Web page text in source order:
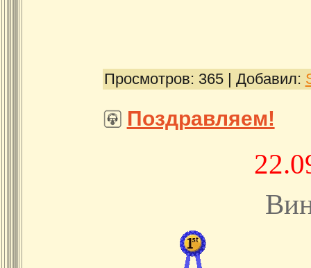
Просмотров: 365 Добавил:
Поздравляем!